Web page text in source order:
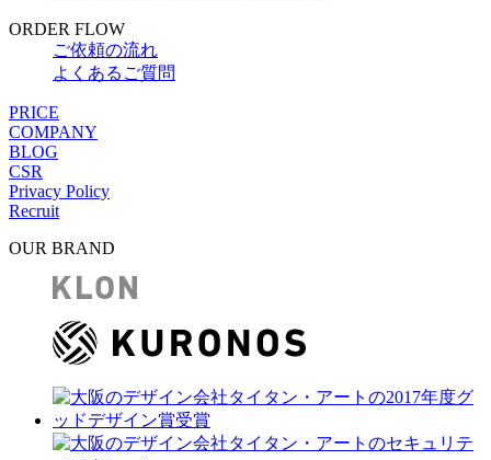
ORDER FLOW
ご依頼の流れ
よくあるご質問
PRICE
COMPANY
BLOG
CSR
Privacy Policy
Recruit
OUR BRAND